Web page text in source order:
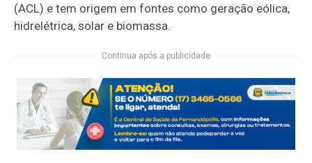
(ACL) e tem origem em fontes como geração eólica,
hidrelétrica, solar e biomassa.
Continua após a publicidade